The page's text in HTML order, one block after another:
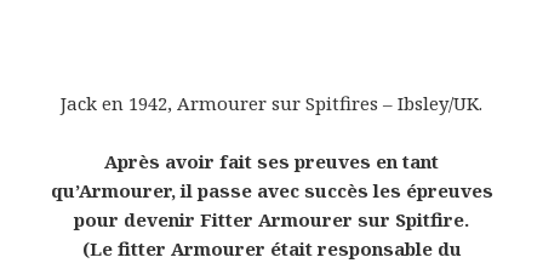
Jack en 1942, Armourer sur Spitfires – Ibsley/UK.
Après avoir fait ses preuves en tant
qu’Armourer, il passe avec succès les épreuves
pour devenir Fitter Armourer sur Spitfire.
(Le fitter Armourer était responsable du